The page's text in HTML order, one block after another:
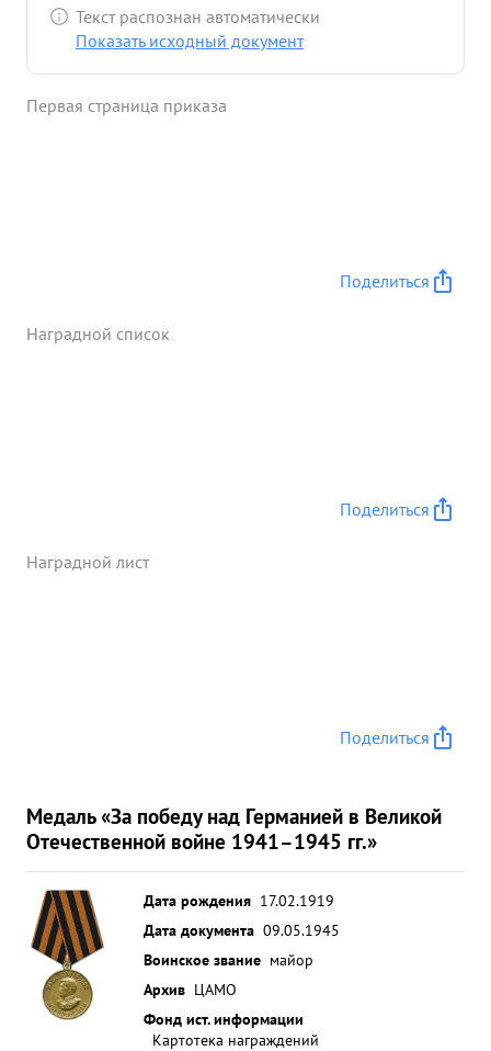
Текст распознан автоматически
Показать исходный документ
Первая страница приказа
Поделиться
Наградной список
Поделиться
Наградной лист
Поделиться
Медаль «За победу над Германией в Великой
Отечественной войне 1941–1945 гг.»
Дата рождения 17.02.1919
Дата документа 09.05.1945
Воинское звание майор
Архив ЦАМО
Фонд ист. информации
Картотека награждений